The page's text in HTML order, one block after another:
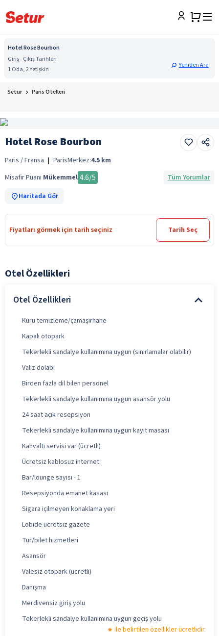
Hotel Rose Bourbon
Giriş - Çıkış Tarihleri
1 Oda, 2 Yetişkin
Yeniden Ara
Setur Paris Otelleri
Hotel Rose Bourbon
Paris / Fransa | ParisMerkez:4.5 km
Misafir Puanı Mükemmel 4.6/5
Tüm Yorumlar
Haritada Gör
Fiyatları görmek için tarih seçiniz Tarih Seç
Otel Özellikleri
Otel Özellikleri
Kuru temizleme/çamaşırhane
Kapalı otopark
Tekerlekli sandalye kullanımına uygun (sınırlamalar olabilir)
Valiz dolabı
Birden fazla dil bilen personel
Tekerlekli sandalye kullanımına uygun asansör yolu
24 saat açık resepsiyon
Tekerlekli sandalye kullanımına uygun kayıt masası
Kahvaltı servisi var (ücretli)
Ücretsiz kablosuz internet
Bar/lounge sayısı - 1
Resepsiyonda emanet kasası
Sigara içilmeyen konaklama yeri
Lobide ücretsiz gazete
Tur/bilet hizmetleri
Asansör
Valesiz otopark (ücretli)
Danışma
Merdivensiz giriş yolu
Tekerlekli sandalye kullanımına uygun geçiş yolu
ile belirtilen özellikler ücretlidir.